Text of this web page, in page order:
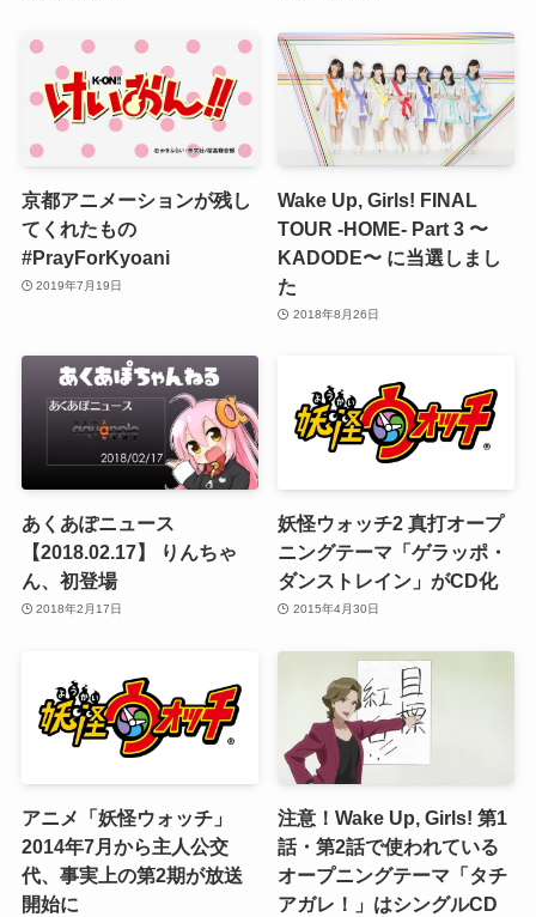
京都アニメーションが残し
てくれたもの
#PrayForKyoani
2019年7月19日
Wake Up, Girls! FINAL
TOUR -HOME- Part 3 〜
KADODE〜 に当選しまし
た
2018年8月26日
あくあぽニュース
【2018.02.17】 りんちゃ
ん、初登場
2018年2月17日
妖怪ウォッチ2 真打オープ
ニングテーマ「ゲラッポ・
ダンストレイン」がCD化
2015年4月30日
アニメ「妖怪ウォッチ」
2014年7月から主人公交
代、事実上の第2期が放送
開始に
注意！Wake Up, Girls! 第1
話・第2話で使われている
オープニングテーマ「タチ
アガレ！」はシングルCD